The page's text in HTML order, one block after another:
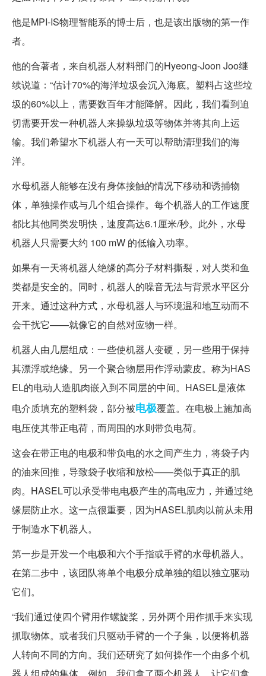
他是MPI-IS物理智能系的博士后，也是该出版物的第一作
者。
他的合著者，来自机器人材料部门的Hyeong-Joon Joo继
续说道：“估计70%的海洋垃圾会沉入海底。塑料占这些垃
圾的60%以上，需要数百年才能降解。因此，我们看到迫
切需要开发一种机器人来操纵垃圾等物体并将其向上运
输。我们希望水下机器人有一天可以帮助清理我们的海
洋。
水母机器人能够在没有身体接触的情况下移动和诱捕物
体，单独操作或与几个组合操作。每个机器人的工作速度
都比其他同类发明快，速度高达6.1厘米/秒。此外，水母
机器人只需要大约 100 mW 的低输入功率。
如果有一天将机器人绝缘的高分子材料撕裂，对人类和鱼
类都是安全的。同时，机器人的噪音无法与背景水平区分
开来。通过这种方式，水母机器人与环境温和地互动而不
会干扰它——就像它的自然对应物一样。
机器人由几层组成：一些使机器人变硬，另一些用于保持
其漂浮或绝缘。另一个聚合物层用作浮动蒙皮。称为HAS
EL的电动人造肌肉嵌入到不同层的中间。HASEL是液体
电介质填充的塑料袋，部分被电极覆盖。在电极上施加高
电压使其带正电荷，而周围的水则带负电荷。
这会在带正电的电极和带负电的水之间产生力，将袋子内
的油来回推，导致袋子收缩和放松——类似于真正的肌
肉。HASEL可以承受带电电极产生的高电应力，并通过绝
缘层防止水。这一点很重要，因为HASEL肌肉以前从未用
于制造水下机器人。
第一步是开发一个电极和六个手指或手臂的水母机器人。
在第二步中，该团队将单个电极分成单独的组以独立驱动
它们。
“我们通过使四个臂用作螺旋桨，另外两个用作抓手来实现
抓取物体。或者我们只驱动手臂的一个子集，以便将机器
人转向不同的方向。我们还研究了如何操作一个由多个机
器人组成的集体。例如，我们拿了两个机器人，让它们拿